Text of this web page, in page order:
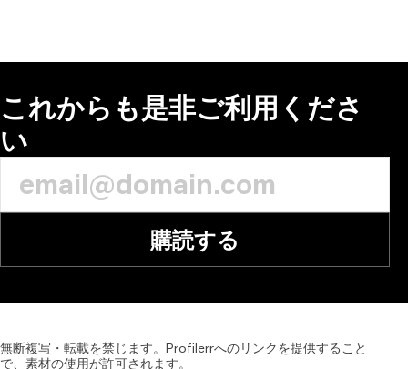
これからも是非ご利用くださ
い
購読する
無断複写・転載を禁じます。Profilerrへのリンクを提供すること
で、素材の使用が許可されます。